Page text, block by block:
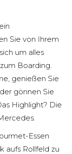
Sie von Ihrem
um alles
Boarding.
genießen Sie
gönnen Sie
Highlight? Die
Essen
aufs Rollfeld zu